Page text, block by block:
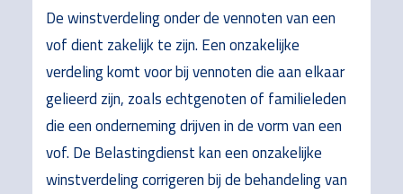
De winstverdeling onder de vennoten van een
vof dient zakelijk te zijn. Een onzakelijke
verdeling komt voor bij vennoten die aan elkaar
gelieerd zijn, zoals echtgenoten of familieleden
die een onderneming drijven in de vorm van een
vof. De Belastingdienst kan een onzakelijke
winstverdeling corrigeren bij de behandeling van